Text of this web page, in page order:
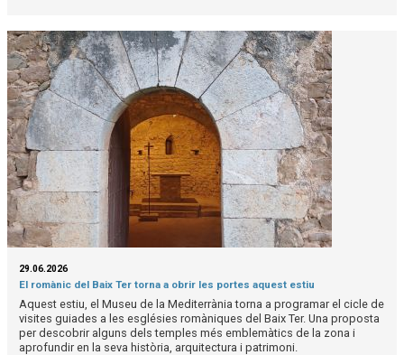
29.06.2026
El romànic del Baix Ter torna a obrir les portes aquest estiu
Aquest estiu, el Museu de la Mediterrània torna a programar el cicle de
visites guiades a les esglésies romàniques del Baix Ter. Una proposta
per descobrir alguns dels temples més emblemàtics de la zona i
aprofundir en la seva història, arquitectura i patrimoni.